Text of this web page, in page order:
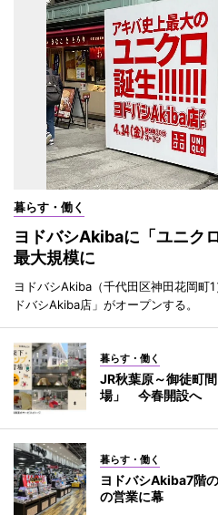
暮らす・働く
ヨドバシAkibaに「ユニク
最大規模に
ヨドバシAkiba（千代田区神田花岡町
ドバシAkiba店」がオープンする。
暮らす・働く
JR秋葉原～御徒町
場」 今春開設へ
暮らす・働く
ヨドバシAkiba7階
の営業に幕